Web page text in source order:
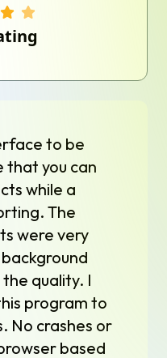
to be
that you can
while a
The
were very
quality. I
program to
No crashes or
based